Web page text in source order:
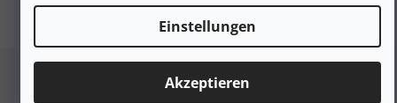
Einstellungen
Akzeptieren
Fußzeile